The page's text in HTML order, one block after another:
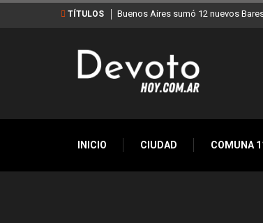
TÍTULOS Buenos Aires sumó 12 nuevos
INICIO CIUDAD COMUNA